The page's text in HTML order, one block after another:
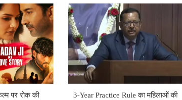
पर रोक की
3-Year Practice Rule का महिलाओं की